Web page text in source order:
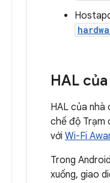
HAL
HAL của nhà
chế độ Trạm
với Wi-Fi
Trong
xuống, giao